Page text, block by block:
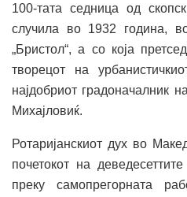
100-тата седница од
случила во 1932 година,
„Бристол“, а со која
творецот на
најдобриот градоначалник
Михајловиќ.
Ротаријанскиот дух во
почетокот на
преку самопрегорната